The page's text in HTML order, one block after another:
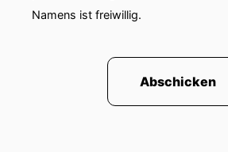
00:01:13: Seid gespannt.
00:01:14: Er tragt nur noch kurz
Talk zu anderen wichtigen
und vergangene Woche passiert
Namens ist freiwillig.
Abschicken